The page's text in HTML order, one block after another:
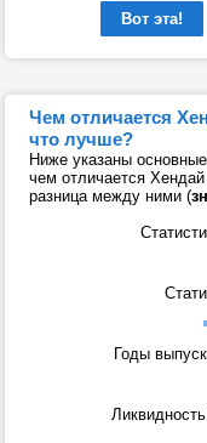
Вот эта!
Чем отличается
что лучше?
Ниже указаны
чем отличается
разница между ними (
Годы